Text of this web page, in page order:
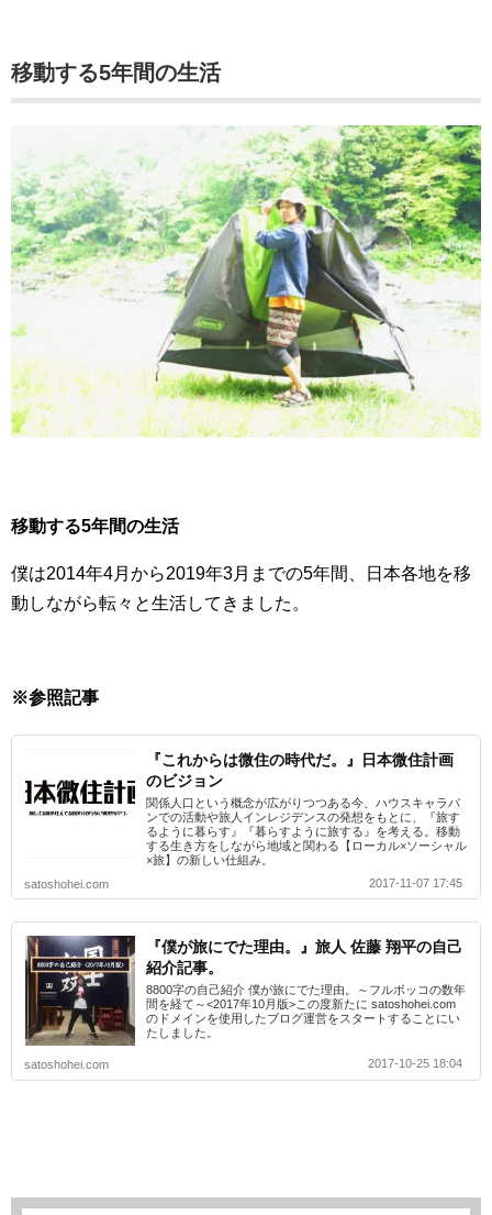
移動する5年間の生活
移動する5年間の生活
僕は2014年4月から2019年3月までの5年間、日本各地を移
動しながら転々と生活してきました。
※参照記事
『これからは微住の時代だ。』日本微住計画
のビジョン
関係人口という概念が広がりつつある今、ハウスキャラバ
ンでの活動や旅人インレジデンスの発想をもとに、『旅す
るように暮らす』『暮らすように旅する』を考える。移動
する生き方をしながら地域と関わる【ローカル×ソーシャル
×旅】の新しい仕組み。
satoshohei.com
2017-11-07 17:45
『僕が旅にでた理由。』旅人 佐藤 翔平の自己
紹介記事。
8800字の自己紹介 僕が旅にでた理由。～フルボッコの数年
間を経て～<2017年10月版>この度新たに satoshohei.com
のドメインを使用したブログ運営をスタートすることにい
たしました。
satoshohei.com 2017-10-25 18:04